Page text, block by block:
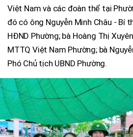
Việt Nam và các đoàn thể tại
đó có ông Nguyễn Minh Châu - Bí
HĐND Phường; bà Hoàng Thị
MTTQ Việt Nam Phường; bà
Phó Chủ tịch UBND Phường.